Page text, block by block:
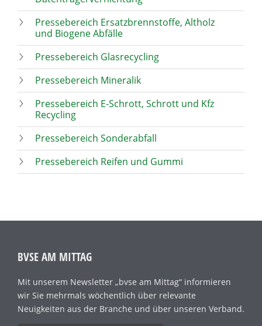
Pressebereich Ersatzbrennstoffe, Altholz
und Biogene Abfälle
Pressebereich Glasrecycling
Pressebereich Mineralik
Pressebereich E-Schrott, Schrott und Kfz
Recycling
Pressebereich Sonderabfall
Pressebereich Reifen und Gummi
BVSE AM MITTAG
Mit unserem Newsletter „bvse am Mittag“ informieren
wir Sie mehrmals wöchentlich über relevante
Neuigkeiten aus der Branche und über unseren Verband.